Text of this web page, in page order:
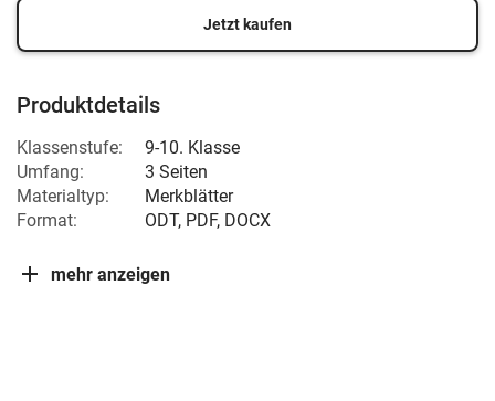
Jetzt kaufen
Produktdetails
Klassenstufe:
9-10. Klasse
Umfang:
3 Seiten
Materialtyp:
Merkblätter
Format:
ODT, PDF, DOCX
mehr anzeigen